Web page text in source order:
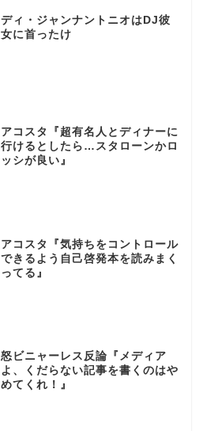
ディ・ジャンナントニオはDJ彼
女に首ったけ
アコスタ『超有名人とディナーに
行けるとしたら…スタローンかロ
ッシが良い』
アコスタ『気持ちをコントロール
できるよう自己啓発本を読みまく
ってる』
怒ビニャーレス反論『メディア
よ、くだらない記事を書くのはや
めてくれ！』